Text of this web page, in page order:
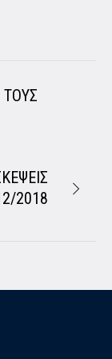
ΤΟΥΣ
2018